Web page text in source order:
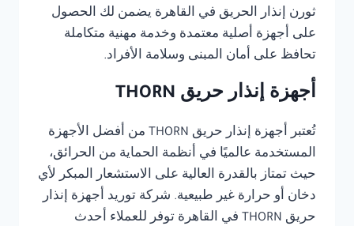
ثورن إنذار الحريق في القاهرة يضمن لك الحصول
على أجهزة أصلية معتمدة وخدمة مهنية متكاملة
تحافظ على أمان المبنى وسلامة الأفراد.
أجهزة إنذار حريق THORN
تُعتبر أجهزة إنذار حريق THORN من أفضل الأجهزة
المستخدمة عالميًا في أنظمة الحماية من الحرائق،
حيث تمتاز بالقدرة العالية على الاستشعار المبكر لأي
دخان أو حرارة غير طبيعية. شركة توريد أجهزة إنذار
حريق THORN في القاهرة توفر للعملاء أحدث